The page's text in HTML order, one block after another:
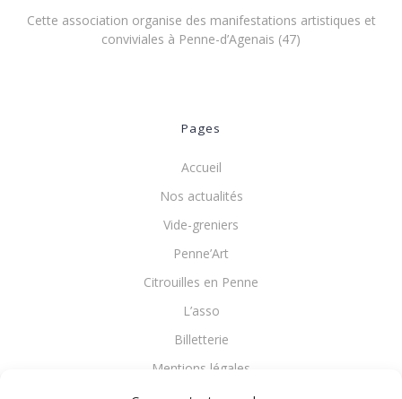
Cette association organise des manifestations artistiques et
conviviales à Penne-d’Agenais (47)
Pages
Accueil
Nos actualités
Vide-greniers
Penne’Art
Citrouilles en Penne
L’asso
Billetterie
Mentions légales